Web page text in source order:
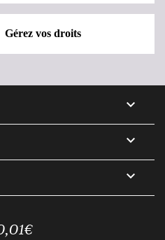
Gérez vos droits


